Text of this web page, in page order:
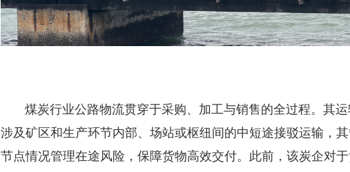
煤炭行业公路物流贯穿于采购、加工与销售的全过程。其运
涉及矿区和生产环节内部、场站或枢纽间的中短途接驳运输，
节点情况管理在途风险，保障货物高效交付。此前，该炭企对